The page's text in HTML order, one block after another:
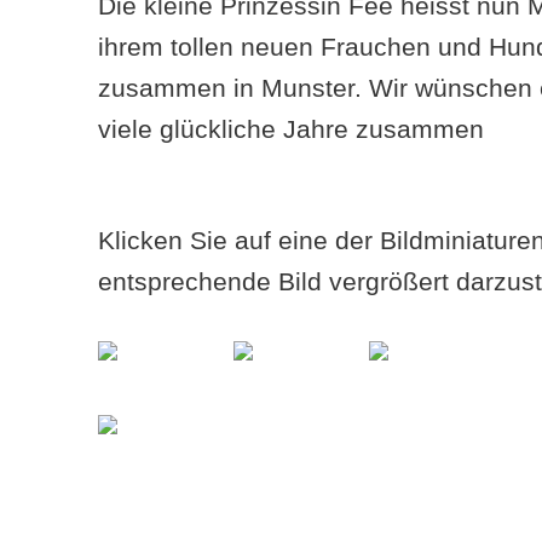
ihrem tollen neuen Frauchen und
zusammen in Munster. Wir
viele glückliche Jahre zusammen
Klicken Sie auf eine der
entsprechende Bild vergrößert